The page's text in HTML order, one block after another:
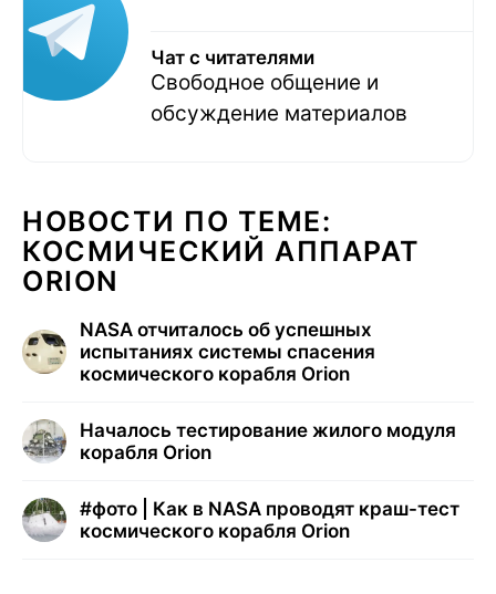
Чат с читателями
Свободное общение и
обсуждение материалов
НОВОСТИ ПО ТЕМЕ:
КОСМИЧЕСКИЙ АППАРАТ
ORION
NASA отчиталось об успешных
испытаниях системы спасения
космического корабля Orion
Началось тестирование жилого модуля
корабля Orion
#фото | Как в NASA проводят краш-тест
космического корабля Orion